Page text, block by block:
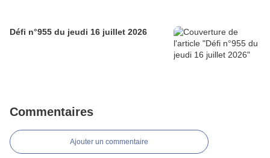
Défi n°955 du jeudi 16 juillet 2026
Commentaires
Ajouter un commentaire